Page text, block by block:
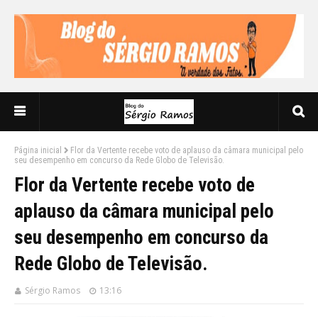
Página inicial
Flor da Vertente recebe voto de aplauso da câmara municipal pelo
seu desempenho em concurso da Rede Globo de Televisão.
Flor da Vertente recebe voto de
aplauso da câmara municipal pelo
seu desempenho em concurso da
Rede Globo de Televisão.
Sérgio Ramos 13:16